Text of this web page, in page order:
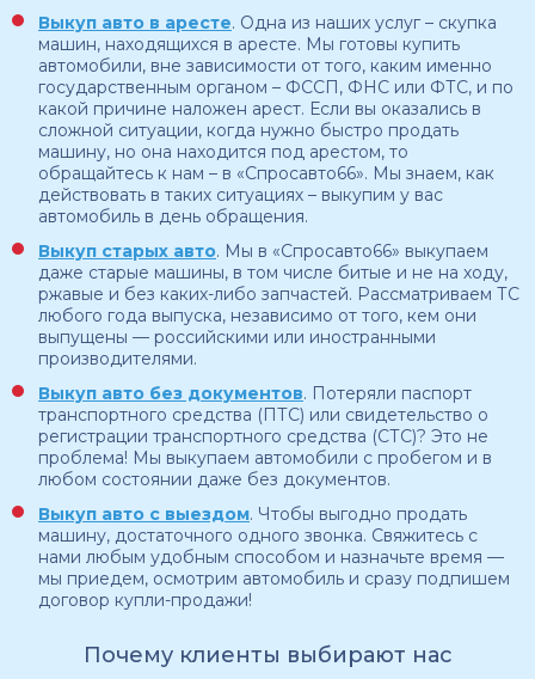
Выкуп авто в аресте. Одна из наших услуг – скупка
машин, находящихся в аресте. Мы готовы купить
автомобили, вне зависимости от того, каким именно
государственным органом – ФССП, ФНС или ФТС, и по
какой причине наложен арест. Если вы оказались в
сложной ситуации, когда нужно быстро продать
машину, но она находится под арестом, то
обращайтесь к нам – в «Спросавто66». Мы знаем, как
действовать в таких ситуациях – выкупим у вас
автомобиль в день обращения.
Выкуп старых авто. Мы в «Спросавто66» выкупаем
даже старые машины, в том числе битые и не на ходу,
ржавые и без каких-либо запчастей. Рассматриваем ТС
любого года выпуска, независимо от того, кем они
выпущены — российскими или иностранными
производителями.
Выкуп авто без документов. Потеряли паспорт
транспортного средства (ПТС) или свидетельство о
регистрации транспортного средства (СТС)? Это не
проблема! Мы выкупаем автомобили с пробегом и в
любом состоянии даже без документов.
Выкуп авто с выездом. Чтобы выгодно продать
машину, достаточного одного звонка. Свяжитесь с
нами любым удобным способом и назначьте время —
мы приедем, осмотрим автомобиль и сразу подпишем
договор купли-продажи!
Почему клиенты выбирают нас